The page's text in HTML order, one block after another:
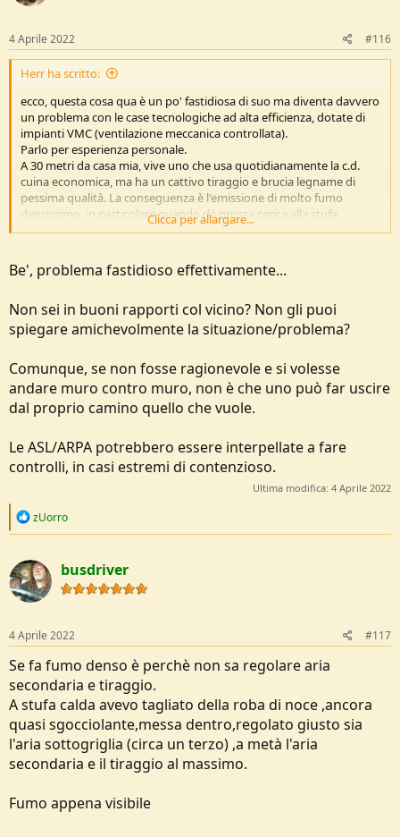
4 Aprile 2022 #116
Herr ha scritto:
ecco, questa cosa qua è un po' fastidiosa di suo ma diventa davvero
un problema con le case tecnologiche ad alta efficienza, dotate di
impianti VMC (ventilazione meccanica controllata).
Parlo per esperienza personale.
A 30 metri da casa mia, vive uno che usa quotidianamente la c.d.
cuina economica, ma ha un cattivo tiraggio e brucia legname di
pessima qualità. La conseguenza è l'emissione di molto fumo
densissimo, in particolare quando dà grossa carica alla stufa
(mattina, mezzogiorno e dalle 18 in poi); complice il vento
In questi orari, per non ridurre casa ad un affumicatoio per speck,
dobbiamo spegnere l'impianto VMC e, se abbiamo le finestre aperte
dobbiamo chiuderle. Inoltre non possiamo stendere biancheria
all'aperto.
Considerate che viviamo in un quartiere residenziale in una zona di
profonda e selvaggia campagna.
Clicca per allargare...
Be', problema fastidioso effettivamente...
Non sei in buoni rapporti col vicino? Non gli puoi
spiegare amichevolmente la situazione/problema?
Comunque, se non fosse ragionevole e si volesse
andare muro contro muro, non è che uno può far uscire
dal proprio camino quello che vuole.
Le ASL/ARPA potrebbero essere interpellate a fare
controlli, in casi estremi di contenzioso.
Ultima modifica: 4 Aprile 2022
R
c
t
i
o
s
:
zUorro
busdriver
4 Aprile 2022 #117
Se fa fumo denso è perchè non sa regolare aria
secondaria e tiraggio.
A stufa calda avevo tagliato della roba di noce ,ancora
quasi sgocciolante,messa dentro,regolato giusto sia
l'aria sottogriglia (circa un terzo) ,a metà l'aria
secondaria e il tiraggio al massimo.
Fumo appena visibile